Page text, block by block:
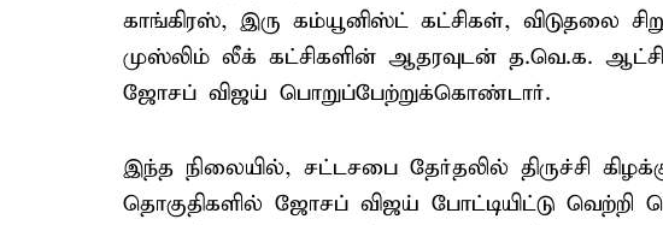
காங்கிரஸ், இரு கம்யூனிஸ்ட் கட்சிகள், விடுதலை
முஸ்லிம் லீக் கட்சிகளின் ஆதரவுடன் த.வெ.க.
ஜோசப் விஜய் பொறுப்பேற்றுக்கொண்டார்.
இந்த நிலையில், சட்டசபை தேர்தலில் திருச்சி
தொகுதிகளில் ஜோசப் விஜய் போட்டியிட்டு வெற்றி